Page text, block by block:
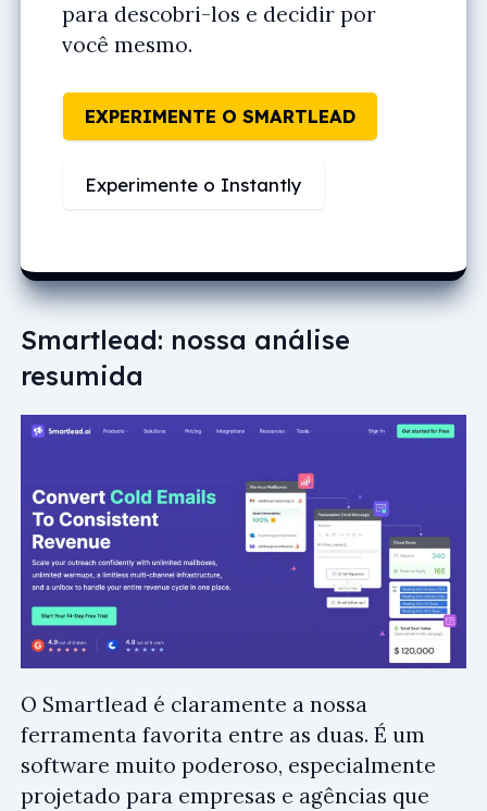
para descobri-los e decidir por
você mesmo.
EXPERIMENTE O SMARTLEAD
Experimente o Instantly
Smartlead: nossa análise
resumida
O Smartlead é claramente a nossa
ferramenta favorita entre as duas. É um
software muito poderoso, especialmente
projetado para empresas e agências que